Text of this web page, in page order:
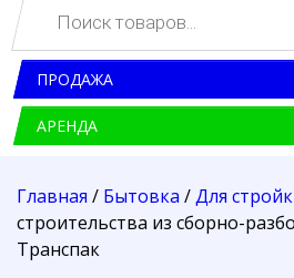
Поиск
товаров
ПРОДАЖА
АРЕНДА
Главная / Бытовка /Для
строительства из сборно-
Транспак